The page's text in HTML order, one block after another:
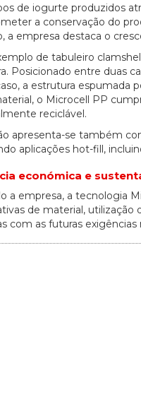
de iogurte produzidos
a conservação do
a empresa destaca o
de tabuleiro
Posicionado entre duas
a estrutura espumada
o Microcell PP
reciclável.
apresenta-se também
aplicações hot-fill,
económica e
a empresa, a tecnologia
de material,
com as futuras